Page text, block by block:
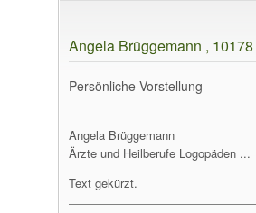
Angela Brüggemann ,
Persönliche Vorstellung
Angela Brüggemann
Ärzte und Heilberufe Logopäden ...
Text gekürzt.